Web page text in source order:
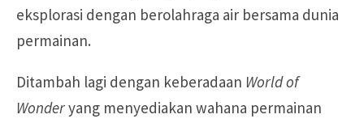
eksplorasi dengan berolahraga air bersama dunia
permainan.
Ditambah lagi dengan keberadaan World of
Wonderyang menyediakan wahana permainan